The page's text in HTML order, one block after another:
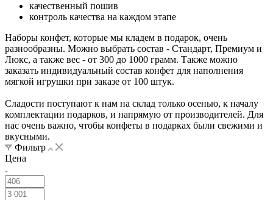
качественный пошив
контроль качества на каждом этапе
Наборы конфет, которые мы кладем в подарок, очень
разнообразны. Можно выбрать состав - Стандарт, Премиум и
Люкс, а также вес - от 300 до 1000 грамм. Также можно
заказать индивидуальный состав конфет для наполнения
мягкой игрушки при заказе от 100 штук.
Сладости поступают к нам на склад только осенью, к началу
комплектации подарков, и напрямую от производителей. Для
нас очень важно, чтобы конфеты в подарках были свежими и
вкусными.
Фильтр
Цена